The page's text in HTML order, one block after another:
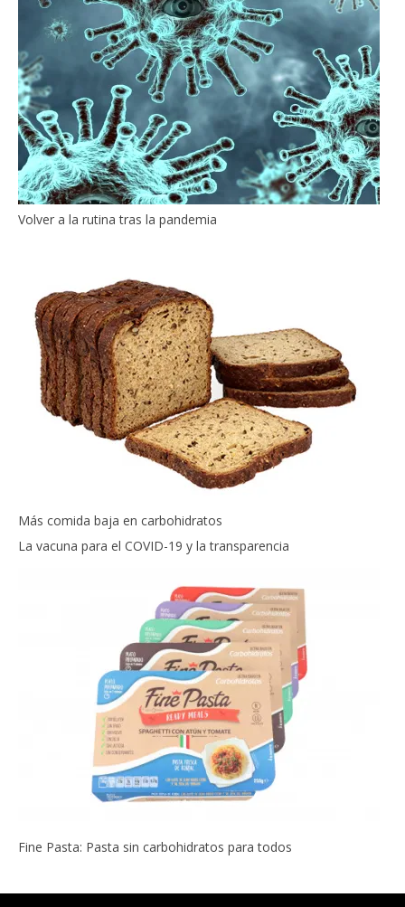
Volver a la rutina tras la pandemia
Más comida baja en carbohidratos
La vacuna para el COVID-19 y la transparencia
Fine Pasta: Pasta sin carbohidratos para todos